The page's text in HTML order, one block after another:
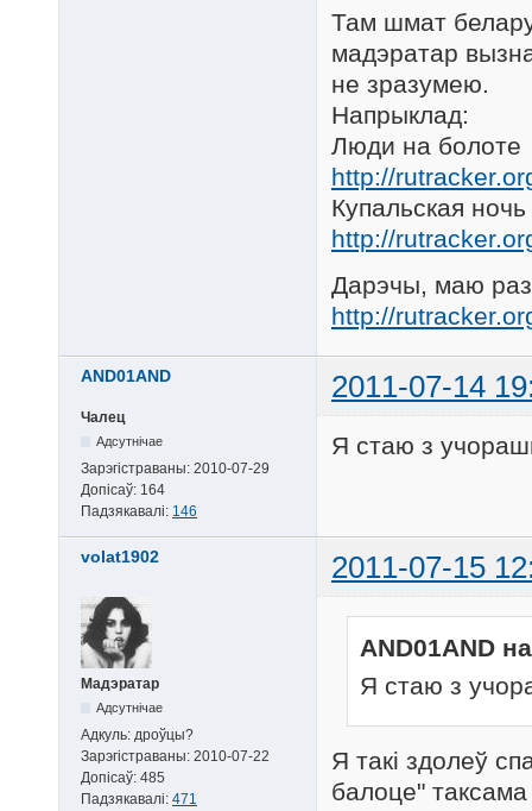
Там шмат
мадэратар
не зразумею.
Напрыклад:
Люди на болоте
http://
Купальская ночь
http://
Дарэчы, маю
http://
AND01AND 2011-07-14
Чалец
Адсутнічае
Зарэгістраваны: 2010-07-29
Допісаў: 164
Падзякавалі: 146
Я стаю з
volat1902 2011-07-15
Мадэратар
Адсутнічае
Адкуль: дроўцы?
Зарэгістраваны: 2010-07-22
Допісаў: 485
Падзякавалі: 471
AND01AND
Я стаю з
Я такі здолеў
балоце" таксама